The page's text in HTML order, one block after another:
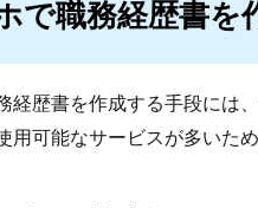
で職務経歴書を
経歴書を作成する手段には
用可能なサービスが多いた